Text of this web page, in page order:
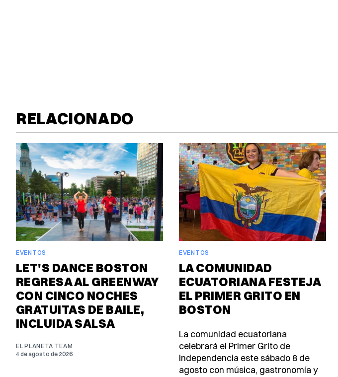
RELACIONADO
EVENTOS
LET'S DANCE BOSTON
REGRESA AL GREENWAY
CON CINCO NOCHES
GRATUITAS DE BAILE,
INCLUIDA SALSA
EL PLANETA TEAM
4 de agosto de 2026
EVENTOS
LA COMUNIDAD
ECUATORIANA FESTEJA
EL PRIMER GRITO EN
BOSTON
La comunidad ecuatoriana
celebrará el Primer Grito de
Independencia este sábado 8 de
agosto con música, gastronomía y